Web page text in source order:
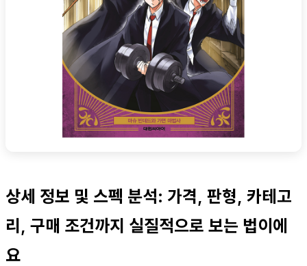
상세 정보 및 스펙 분석: 가격, 판형, 카테고
리, 구매 조건까지 실질적으로 보는 법이에
요